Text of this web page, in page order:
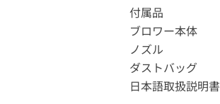
付属品
ブロワー本体
ノズル
ダストバッグ
日本語取扱説明書